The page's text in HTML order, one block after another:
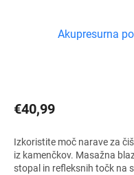
Akupresurna
€40,99
Izkoristite moč narave za
iz kamenčkov. Masažna
stopal in refleksnih točk na